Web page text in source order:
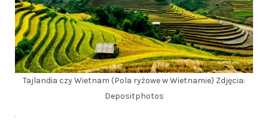
Tajlandia czy Wietnam (Pola ryżowe w Wietnamie) Zdjęcia:
Depositphotos
.